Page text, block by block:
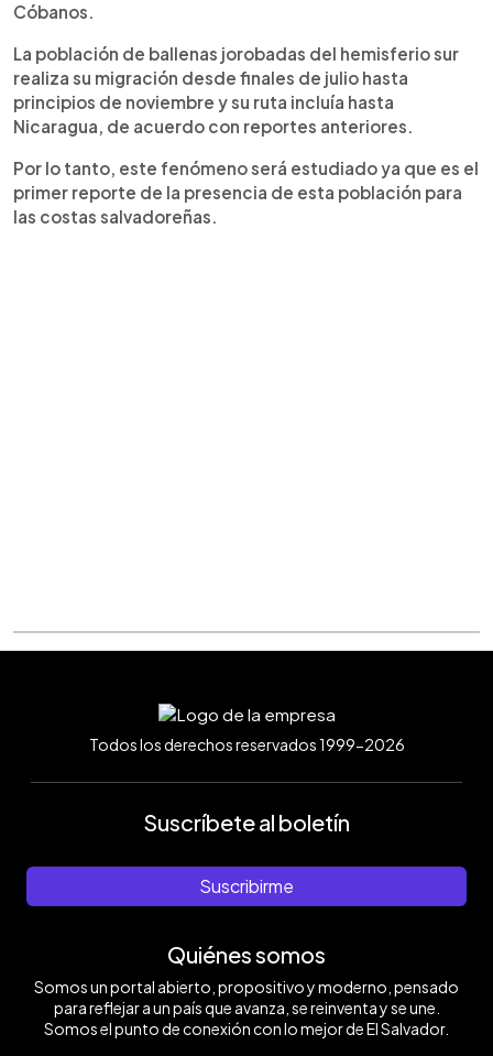
Cóbanos.
La población de ballenas jorobadas del hemisferio sur
realiza su migración desde finales de julio hasta
principios de noviembre y su ruta incluía hasta
Nicaragua, de acuerdo con reportes anteriores.
Por lo tanto, este fenómeno será estudiado ya que es el
primer reporte de la presencia de esta población para
las costas salvadoreñas.
Todos los derechos reservados 1999-2026
Suscríbete al boletín
Suscribirme
Quiénes somos
Somos un portal abierto, propositivo y moderno, pensado
para reflejar a un país que avanza, se reinventa y se une.
Somos el punto de conexión con lo mejor de El Salvador.